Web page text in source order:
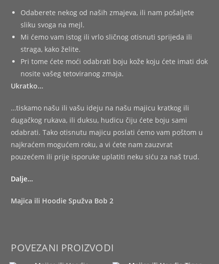
Odaberete nekog od naših zmajeva, ili nam pošaljete
sliku svoga na mejl.
Mi ćemo vam istog ili vrlo sličnog otisnuti sprijeda ili
straga, kako želite.
Pri tome ćete moći odabrati boju kože koju ćete imati dok
nosite vašeg tetoviranog zmaja.
Ukratko…
…tiskamo našu ili vašu ideju na našu majicu kratkog ili
dugačkog rukava, ili duksu, hudicu čiju ćete boju sami
odabrati. Tako otisnutu majicu poslati ćemo vam poštom u
najkraćem mogućem roku, a vi ćete nam zauzvrat
pouzećem ili prije isporuke uplatiti neku siću za naš trud.
Dalje…
Majica ili Hoodie Spužva Bob 2
POVEZANI PROIZVODI